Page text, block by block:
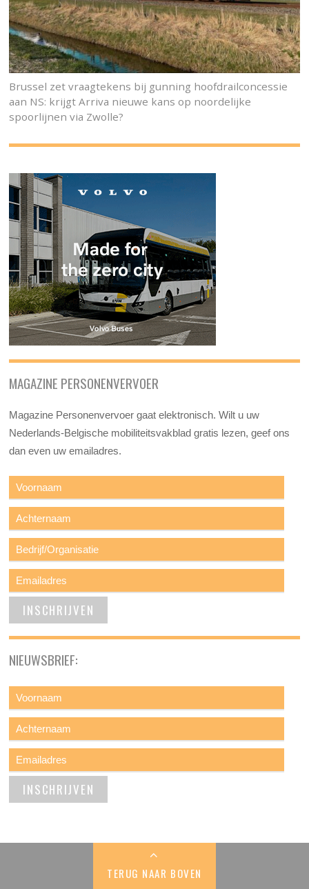
Brussel zet vraagtekens bij gunning hoofdrailconcessie
aan NS: krijgt Arriva nieuwe kans op noordelijke
spoorlijnen via Zwolle?
MAGAZINE PERSONENVERVOER
Magazine Personenvervoer gaat elektronisch. Wilt u uw
Nederlands-Belgische mobiliteitsvakblad gratis lezen, geef ons
dan even uw emailadres.
NIEUWSBRIEF:
TERUG NAAR BOVEN